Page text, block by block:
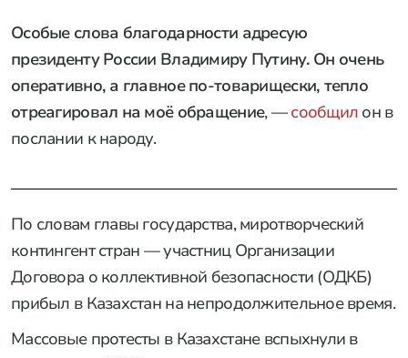
Особые слова благодарности адресую
президенту России Владимиру Путину. Он очень
оперативно, а главное по-товарищески, тепло
отреагировал на моё обращение, —сообщил он в
послании к народу.
По словам главы государства, миротворческий
контингент стран — участниц Организации
Договора о коллективной безопасности (ОДКБ)
прибыл в Казахстан на непродолжительное время.
Массовые протесты в Казахстане вспыхнули в